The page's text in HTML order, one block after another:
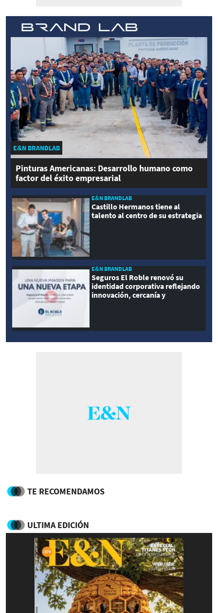
E&N BRANDLAB
Pinturas Americanas: Desarrollo humano como
factor del éxito empresarial
E&N BRANDLAB
Castillo Hermanos tiene al
talento al centro de su estrategia
E&N BRANDLAB
Seguros El Roble renovó su
identidad corporativa reflejando
innovación, cercanía y
TE RECOMENDAMOS
ULTIMA EDICIÓN